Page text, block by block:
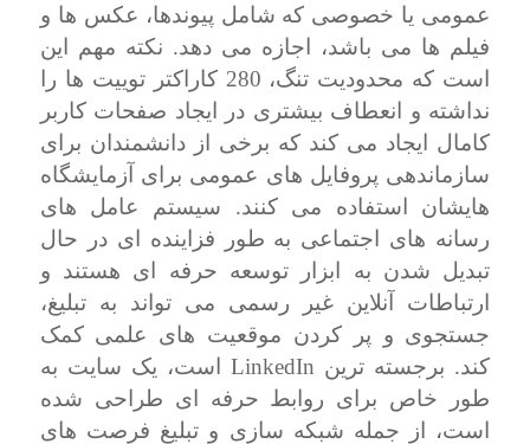
عمومی یا خصوصی که شامل پیوندها، عکس ها و
فیلم ها می باشد، اجازه می دهد. نکته مهم این
است که محدودیت تنگ، 280 کاراکتر توییت ها را
نداشته و انعطاف بیشتری در ایجاد صفحات کاربر
کامال ایجاد می کند که برخی از دانشمندان برای
سازماندهی پروفایل های عمومی برای آزمایشگاه
هایشان استفاده می کنند. سیستم عامل های
رسانه های اجتماعی به طور فزاینده ای در حال
تبدیل شدن به ابزار توسعه حرفه ای هستند و
ارتباطات آنلاین غیر رسمی می تواند به تبلیغ،
جستجوی و پر کردن موقعیت های علمی کمک
کند. برجسته ترین LinkedIn است، یک سایت به
طور خاص برای روابط حرفه ای طراحی شده
است، از جمله شبکه سازی و تبلیغ فرصت های